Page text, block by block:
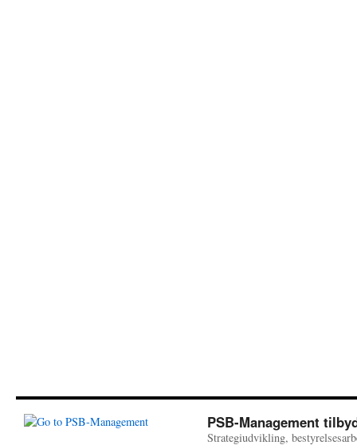
PSB-Management
Strategiudvikling,